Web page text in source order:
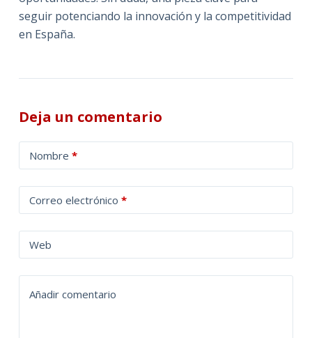
seguir potenciando la innovación y la competitividad
en España.
Deja un comentario
Nombre *
Correo electrónico *
Web
Añadir comentario
l
t
a
t